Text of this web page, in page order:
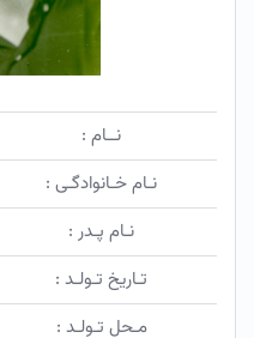
نــام :
نـام خـانوادگـی :
نـام پـدر :
تـاریخ تـولـد :
مـحل تـولـد :